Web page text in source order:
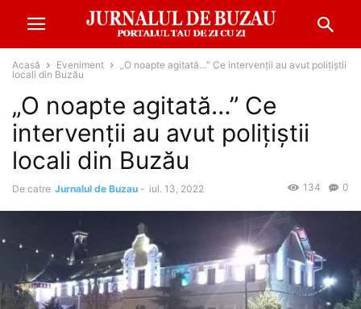
Acasă Eveniment
„O noapte agitată…” Ce intervenții au avut polițiștii
locali din Buzău
„O noapte agitată…” Ce
intervenții au avut polițiștii
locali din Buzău
De catre Jurnalul de Buzau - iul. 13, 2022 0
134